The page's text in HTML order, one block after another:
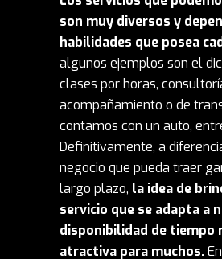
son muy diversos y
habilidades que posea
algunos ejemplos son el
clases por horas,
acompañamiento o de
contamos con un auto,
Definitivamente, a
negocio que pueda traer
largo plazo, la idea de
servicio que se adapta a
disponibilidad de tiempo
atractiva para muchos.